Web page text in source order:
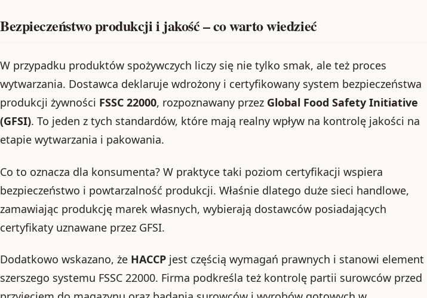
Bezpieczeństwo produkcji i jakość – co warto wiedzieć
W przypadku produktów spożywczych liczy się nie tylko smak, ale też proces
wytwarzania. Dostawca deklaruje wdrożony i certyfikowany system bezpieczeństwa
produkcji żywności FSSC 22000, rozpoznawany przez Global Food Safety Initiative
(GFSI). To jeden z tych standardów, które mają realny wpływ na kontrolę jakości na
etapie wytwarzania i pakowania.
Co to oznacza dla konsumenta? W praktyce taki poziom certyfikacji wspiera
bezpieczeństwo i powtarzalność produkcji. Właśnie dlatego duże sieci handlowe,
zamawiając produkcję marek własnych, wybierają dostawców posiadających
certyfikaty uznawane przez GFSI.
Dodatkowo wskazano, że HACCP jest częścią wymagań prawnych i stanowi element
szerszego systemu FSSC 22000. Firma podkreśla też kontrolę partii surowców przed